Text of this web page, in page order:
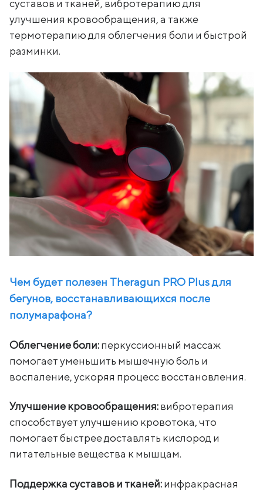
суставов и тканей, вибротерапию для
улучшения кровообращения, а также
термотерапию для облегчения боли и быстрой
разминки.
Чем будет полезен Theragun PRO Plus для
бегунов, восстанавливающихся после
полумарафона?
Облегчение боли:перкуссионный массаж
помогает уменьшить мышечную боль и
воспаление, ускоряя процесс восстановления.
Улучшение кровообращения:вибротерапия
способствует улучшению кровотока, что
помогает быстрее доставлять кислород и
питательные вещества к мышцам.
Поддержка суставов и тканей:инфракрасная